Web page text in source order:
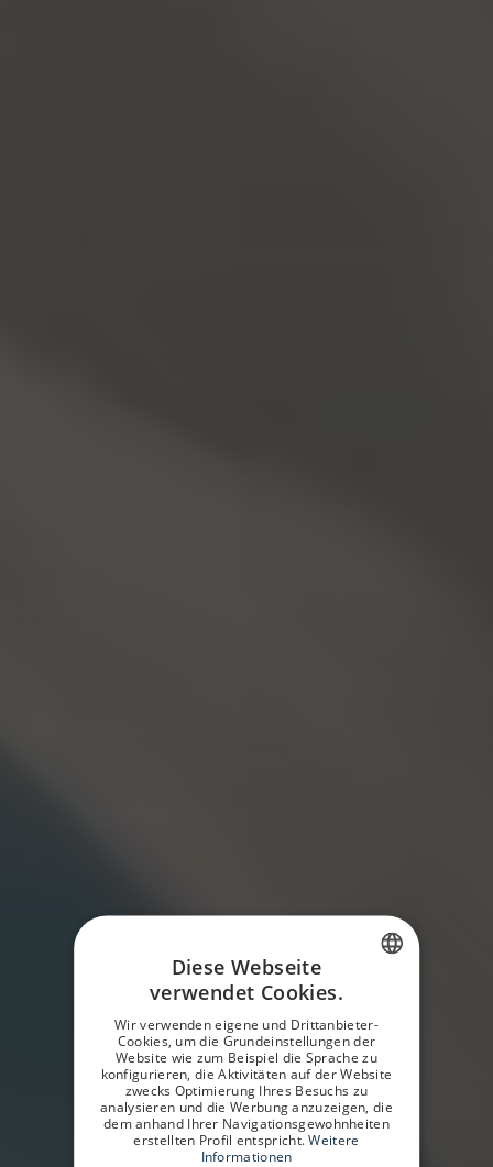
SPANISH
GERMAN
ENGLISH
Diese Webseite
verwendet Cookies.
Wir verwenden eigene und Drittanbieter-
Cookies, um die Grundeinstellungen der
Website wie zum Beispiel die Sprache zu
konfigurieren, die Aktivitäten auf der Website
zwecks Optimierung Ihres Besuchs zu
analysieren und die Werbung anzuzeigen, die
dem anhand Ihrer Navigationsgewohnheiten
erstellten Profil entspricht. Weitere
Informationen